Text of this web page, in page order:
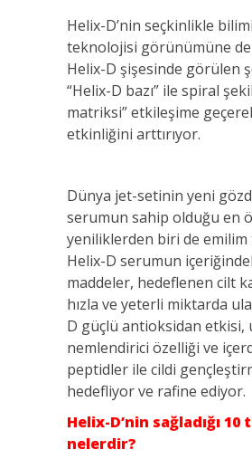
Helix-D’nin seçkinlikle
teknolojisi görünümüne de
Helix-D şişesinde görülen
“Helix-D bazı” ile spiral
matriksi” etkileşime
etkinliğini arttırıyor.
Dünya jet-setinin yeni
serumun sahip olduğu en
yeniliklerden biri de
Helix-D serumun
maddeler, hedeflenen cilt
hızla ve yeterli miktarda
D güçlü antioksidan etkisi,
nemlendirici özelliği ve
peptidler ile cildi
hedefliyor ve rafine ediyor.
Helix-D’nin sağladığı
nelerdir?